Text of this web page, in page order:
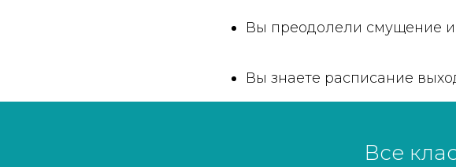
Вы преодолели смущение
Вы знаете расписание
Все